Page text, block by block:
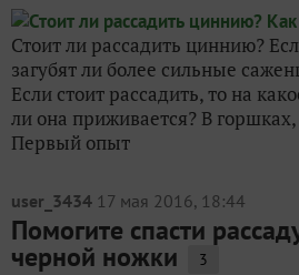
Стоит ли рассадить циннию?
загубят ли более сильные
Если стоит рассадить, то на
ли она приживается? В
Первый опыт
user_3434 17 мая 2016, 18:44
Помогите спасти
черной ножки 3